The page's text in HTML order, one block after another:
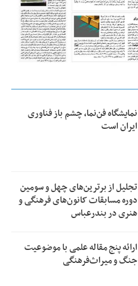
نمایشگاه فن‌نما، چشم باز فناوری
ایران است
تجلیل از بر‌ترین‌های چهل و سومین
دوره مسابقات کانون‌های فرهنگی و
هنری در بندرعباس
ارائه پنج مقاله علمی با موضوعیت
جنگ و میراث‌فرهنگی